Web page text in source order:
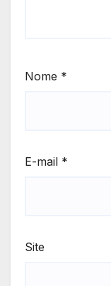
Nome *
E-mail *
Site